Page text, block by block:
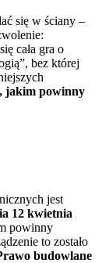
się w ściany –
cała gra o
bez której
jakim powinny
jest
12 kwietnia
powinny
to zostało
budowlane